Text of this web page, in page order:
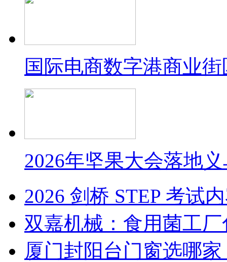
国际电商数字港商业
2026年坚果大会落地
2026 剑桥 STEP 考试
双嘉机械：食用菌工
厦门封阳台门窗选哪